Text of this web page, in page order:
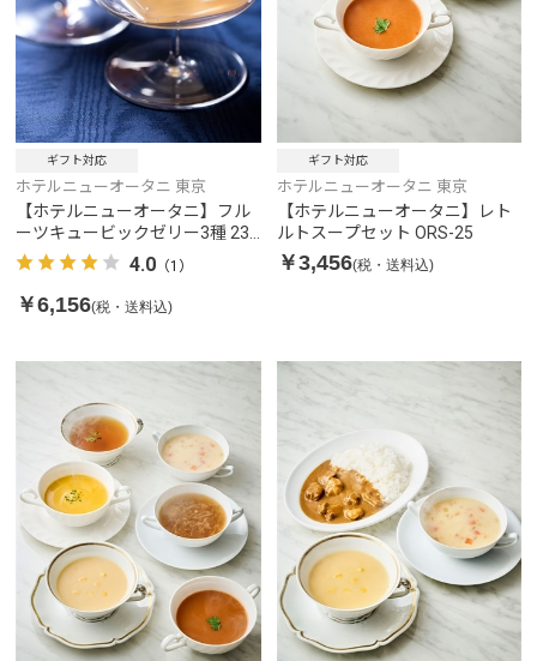
ギフト対応
ホテルニューオータニ 東京
【ホテルニューオータニ】フル
ーツキュービックゼリー3種 23
個入り
4.0 （1）
￥6,156(税・送料込)
ギフト対応
ホテルニューオータニ 東京
【ホテルニューオータニ】レト
ルトスープセット ORS-25
￥3,456(税・送料込)